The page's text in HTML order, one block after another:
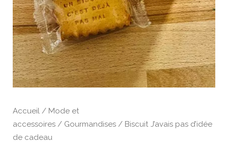
Accueil / Mode et
accessoires / Gourmandises / Biscuit J’avais pas d’idée
de cadeau